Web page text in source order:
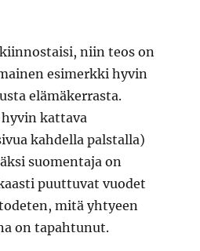
niin teos on
esimerkki hyvin
elämäkerrasta.
hyvin kattava
kahdella palstalla)
suomentaja on
puuttuvat vuodet
mitä yhtyeen
on tapahtunut.